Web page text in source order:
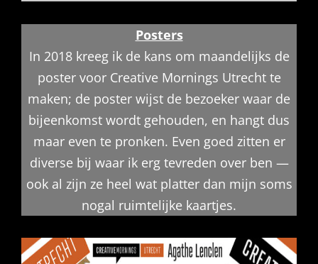
Posters
In 2018 kreeg ik de kans om maandelijks de
poster voor Creative Mornings Utrecht te
maken; de poster wijst de bezoeker waar de
bijeenkomst wordt gehouden, en hangt dus
maar even te pronken. Even goed zitten er
diverse bij waar ik erg tevreden over ben —
ook al zijn ze heel wat platter dan mijn soms
nogal ruimtelijke kaartjes.